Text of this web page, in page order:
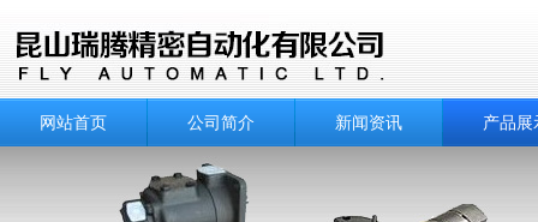
网站首页 公司简介 新闻资讯 产品展